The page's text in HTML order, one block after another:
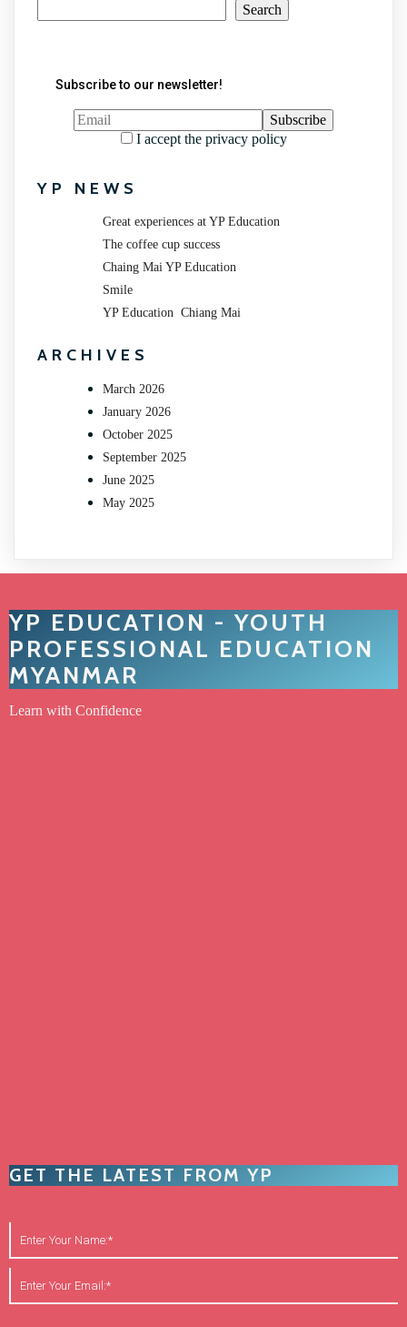
Search
Subscribe to our newsletter!
I accept the privacy policy
YP NEWS
Great experiences at YP Education
The coffee cup success
Chaing Mai YP Education
Smile
YP Education Chiang Mai
ARCHIVES
March 2026
January 2026
October 2025
September 2025
June 2025
May 2025
YP EDUCATION - YOUTH
PROFESSIONAL EDUCATION
MYANMAR
Learn with Confidence
GET THE LATEST FROM YP